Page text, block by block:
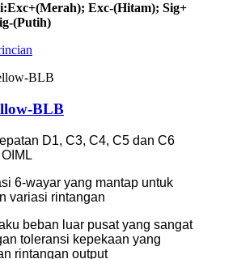
:Exc+(Merah); Exc-(Hitam); Sig+
(Putih)
BLB
D1, C3, C4, C5 dan C6
6-wayar yang mantap untuk
variasi rintangan
beban luar pusat yang sangat
toleransi kepekaan yang
rintangan output